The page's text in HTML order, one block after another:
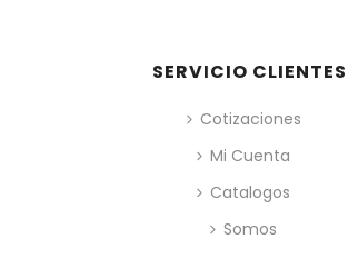
SERVICIO CLIENTES
Cotizaciones
Mi Cuenta
Catalogos
Somos